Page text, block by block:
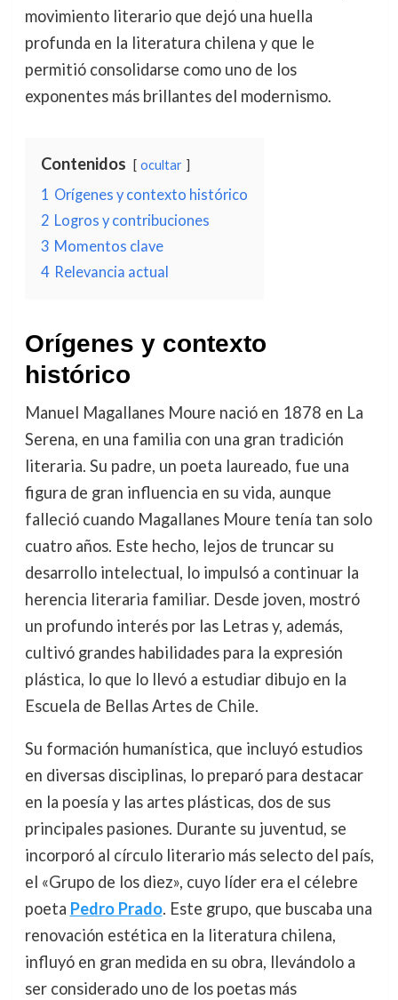
movimiento literario que dejó una huella
profunda en la literatura chilena y que le
permitió consolidarse como uno de los
exponentes más brillantes del modernismo.
Contenidos ocultar
1 Orígenes y contexto histórico
2 Logros y contribuciones
3 Momentos clave
4 Relevancia actual
Orígenes y contexto
histórico
Manuel Magallanes Moure nació en 1878 en La
Serena, en una familia con una gran tradición
literaria. Su padre, un poeta laureado, fue una
figura de gran influencia en su vida, aunque
falleció cuando Magallanes Moure tenía tan solo
cuatro años. Este hecho, lejos de truncar su
desarrollo intelectual, lo impulsó a continuar la
herencia literaria familiar. Desde joven, mostró
un profundo interés por las Letras y, además,
cultivó grandes habilidades para la expresión
plástica, lo que lo llevó a estudiar dibujo en la
Escuela de Bellas Artes de Chile.
Su formación humanística, que incluyó estudios
en diversas disciplinas, lo preparó para destacar
en la poesía y las artes plásticas, dos de sus
principales pasiones. Durante su juventud, se
incorporó al círculo literario más selecto del país,
el «Grupo de los diez», cuyo líder era el célebre
poeta Pedro Prado. Este grupo, que buscaba una
renovación estética en la literatura chilena,
influyó en gran medida en su obra, llevándolo a
ser considerado uno de los poetas más